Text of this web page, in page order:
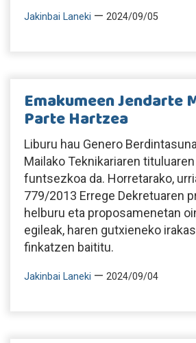
Jakinbai Laneki — 2024/09/05
Emakumeen Jendarte
Parte Hartzea
Liburu hau Genero
Mailako Teknikariaren
funtsezkoa da. Horretarako,
779/2013 Errege Dekretuaren
helburu eta proposamenetan
egileak, haren gutxieneko
finkatzen baititu.
Jakinbai Laneki — 2024/09/04